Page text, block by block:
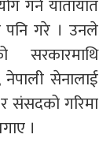
गर्न यातायात
पनि गरे । उनले
सरकारमाथि
सेनालाई
र संसदको गरिमा
।